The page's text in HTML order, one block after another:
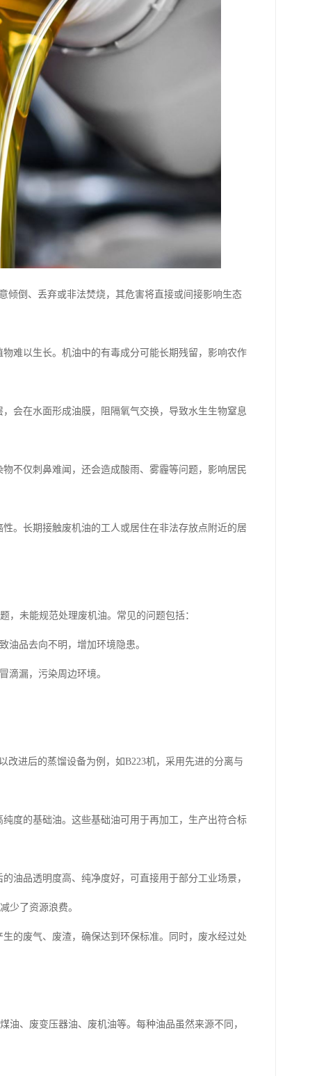
倾倒、丢弃或非法焚烧，其危害将直接或间接影响生态
难以生长。机油中的有毒成分可能长期残留，影响农作
会在水面形成油膜，阻隔氧气交换，导致水生生物窒息
不仅刺鼻难闻，还会造成酸雨、雾霾等问题，影响居民
。长期接触废机油的工人或居住在非法存放点附近的居
，未能规范处理废机油。常见的问题包括：
油品去向不明，增加环境隐患。
滴漏，污染周边环境。
改进后的蒸馏设备为例，如B223机，采用先进的分离与
度的基础油。这些基础油可用于再加工，生产出符合标
油品透明度高、纯净度好，可直接用于部分工业场景，
少了资源浪费。
的废气、废渣，确保达到环保标准。同时，废水经过处
、废变压器油、废机油等。每种油品虽然来源不同，